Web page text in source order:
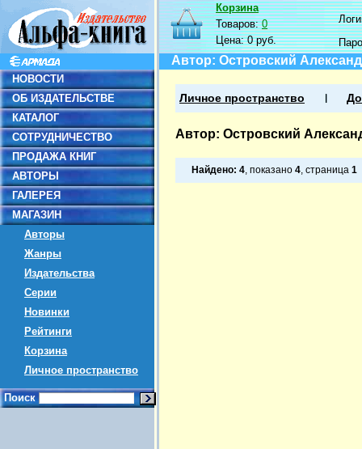
НОВОСТИ
ОБ ИЗДАТЕЛЬСТВЕ
КАТАЛОГ
СОТРУДНИЧЕСТВО
ПРОДАЖА КНИГ
АВТОРЫ
ГАЛЕРЕЯ
МАГАЗИН
Авторы
Жанры
Издательства
Серии
Новинки
Рейтинги
Корзина
Личное пространство
Поиск
Корзина
Товаров:0
Цена:0 руб.
Автор: Островский
Личное пространство
Автор: Островский
Найдено: 4, показано 4, страница 1